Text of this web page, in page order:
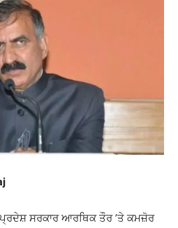
ਪ੍ਰਦੇਸ਼ ਸਰਕਾਰ ਆਰਥਿਕ ਤੌਰ ’ਤੇ ਕਮਜ਼ੋਰ